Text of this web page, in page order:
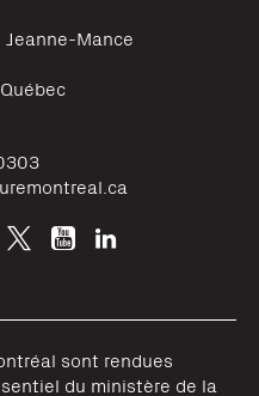
Mance
Québec
sont rendues
du ministère de la